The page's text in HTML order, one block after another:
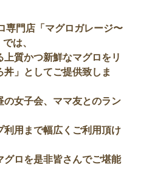
専門店「マグロガレージ〜
は、
質かつ新鮮なマグロをリ
」としてご提供致しま
の女子会、ママ友とのラン
利用まで幅広くご利用頂け
グロを是非皆さんでご堪能